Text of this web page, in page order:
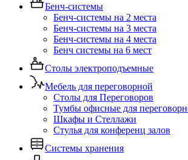
Бенч-системы
Бенч-системы на 2 места
Бенч-системы на 3 места
Бенч-системы на 4 места
Бенч системы на 6 мест
Столы электроподъемные
Мебель для переговорной
Столы для Переговоров
Тумбы офисные для
Шкафы и Стеллажи
Стулья для конференц залов
Системы хранения